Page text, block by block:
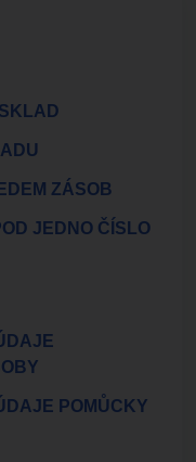
ZÁSOB
JEDNO ČÍSLO
POMŮCKY